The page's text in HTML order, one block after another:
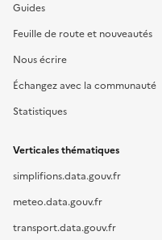
Guides
Feuille de route et nouveautés
Nous écrire
Échangez avec la communauté
Statistiques
Verticales thématiques
simplifions.data.gouv.fr
meteo.data.gouv.fr
transport.data.gouv.fr